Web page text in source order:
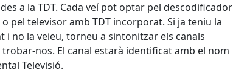
a la TDT. Cada veí pot optar pel descodificador
pel televisor amb TDT incorporat. Si ja teniu la
i no la veieu, torneu a sintonitzar els canals
nos. El canal estarà identificat amb el nom
Televisió.